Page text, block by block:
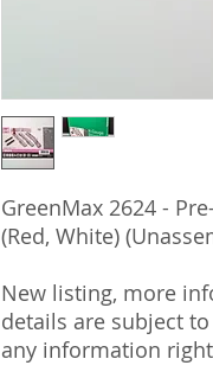
GreenMax 2624 -
(Red, White)
New listing, more
details are subject
any information